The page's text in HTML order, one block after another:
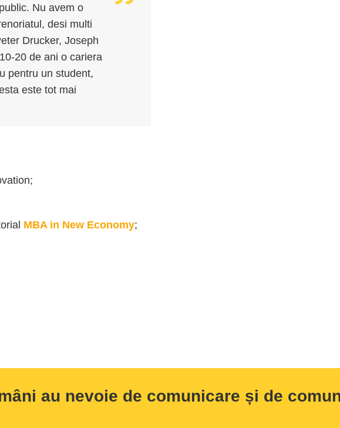
Nu avem o
desi multi
Drucker, Joseph
20 de ani o cariera
pentru un student,
este tot mai
MBA in New Economy;
au nevoie de comunicare și de